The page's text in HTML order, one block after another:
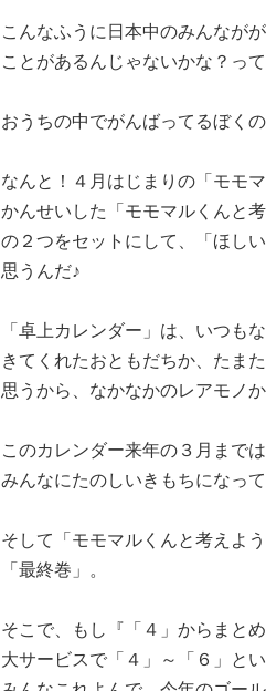
こんなふうに日本中のみんなが
ことがあるんじゃないかな？っ
おうちの中でがんばってるぼく
なんと！４月はじまりの「モモ
かんせいした「モモマルくんと
の２つをセットにして、「ほし
思うんだ♪
「卓上カレンダー」は、いつも
きてくれたおともだちか、たま
思うから、なかなかのレアモノ
このカレンダー来年の３月まで
みんなにたのしいきもちになっ
そして「モモマルくんと考えよ
「最終巻」。
そこで、もし『「４」からまと
大サービスで「４」～「６」と